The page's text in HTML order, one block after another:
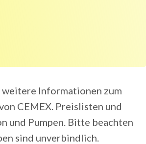
weitere Informationen zum
CEMEX. Preislisten und
und Pumpen. Bitte beachten
sind unverbindlich.